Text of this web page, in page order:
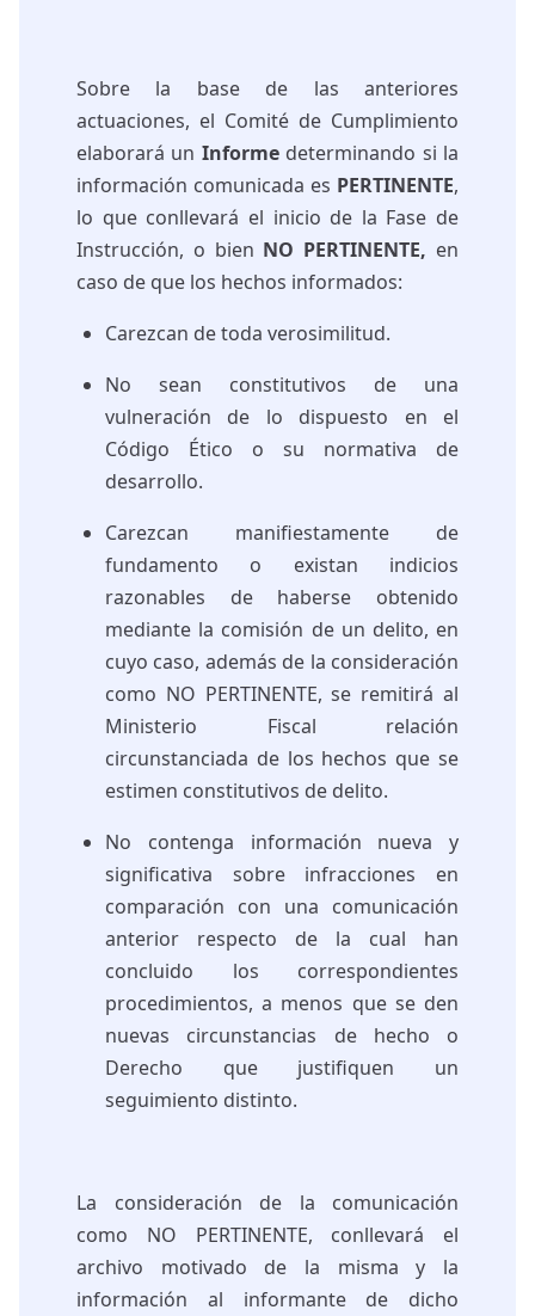
Sobre la base de las anteriores
actuaciones, el Comité de Cumplimiento
elaborará un Informedeterminando si la
información comunicada es PERTINENTE,
lo que conllevará el inicio de la Fase de
Instrucción, o bien NO PERTINENTE, en
caso de que los hechos informados:
Carezcan de toda verosimilitud.
No sean constitutivos de una
vulneración de lo dispuesto en el
Código Ético o su normativa de
desarrollo.
Carezcan manifiestamente de
fundamento o existan indicios
razonables de haberse obtenido
mediante la comisión de un delito, en
cuyo caso, además de la consideración
como NO PERTINENTE, se remitirá al
Ministerio Fiscal relación
circunstanciada de los hechos que se
estimen constitutivos de delito.
No contenga información nueva y
significativa sobre infracciones en
comparación con una comunicación
anterior respecto de la cual han
concluido los correspondientes
procedimientos, a menos que se den
nuevas circunstancias de hecho o
Derecho que justifiquen un
seguimiento distinto.
La consideración de la comunicación
como NO PERTINENTE, conllevará el
archivo motivado de la misma y la
información al informante de dicho